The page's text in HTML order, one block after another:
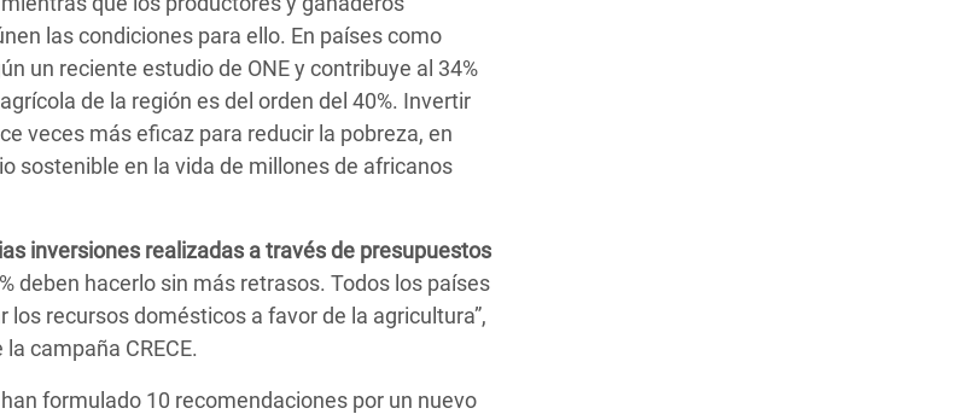
las condiciones para ello. En países como
un reciente estudio de ONE y contribuye al 34%
de la región es del orden del 40%. Invertir
veces más eficaz para reducir la pobreza, en
sostenible en la vida de millones de africanos
inversiones realizadas a través de presupuestos
deben hacerlo sin más retrasos. Todos los países
recursos domésticos a favor de la agricultura”,
campaña CRECE.
formulado 10 recomendaciones por un nuevo